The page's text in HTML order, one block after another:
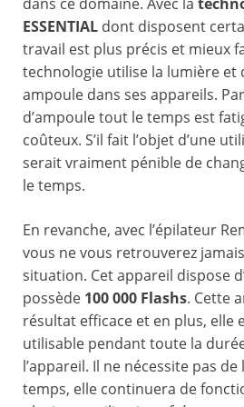
ESSENTIAL dont disposent
travail est plus précis et mieux
technologie utilise la lumière et
ampoule dans ses appareils.
d’ampoule tout le temps est
coûteux. S’il fait l’objet d’une
serait vraiment pénible de
le temps.
En revanche, avec l’épilateur
vous ne vous retrouverez
situation. Cet appareil dispose
possède 100 000 Flashs. Cette
résultat efficace et en plus, elle
utilisable pendant toute la
l’appareil. Il ne nécessite pas
temps, elle continuera de